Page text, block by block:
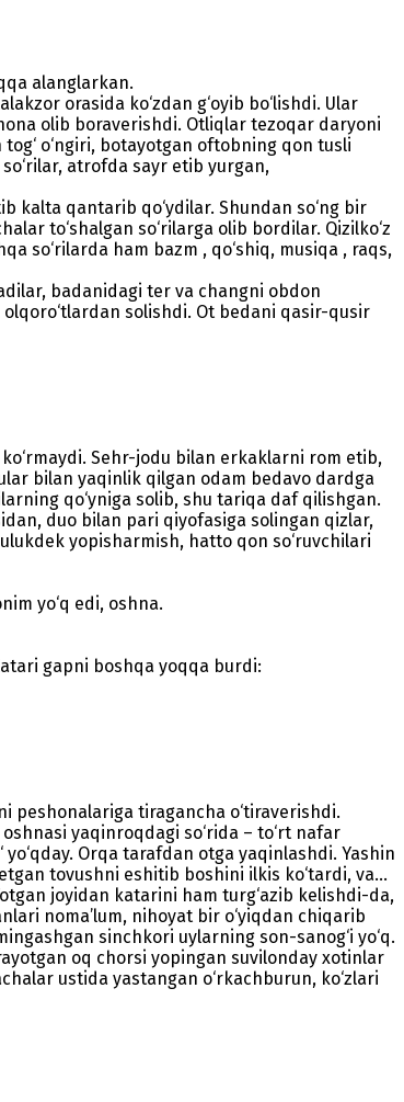
alanglarkan.
orasida ko‘zdan g‘oyib bo‘lishdi. Ular
olib boraverishdi. Otliqlar tezoqar daryoni
o‘ngiri, botayotgan oftobning qon tusli
atrofda sayr etib yurgan,
kalta qantarib qo‘y­dilar. Shundan so‘ng bir
to‘shalgan so‘rilarga olib bordilar. Qizilko‘z
so‘rilarda ham bazm , qo‘shiq, musiqa , raqs,
badanidagi ter va changni obdon
solishdi. Ot bedani qasir-qusir
Sehr-jodu bilan erkaklarni rom etib,
bilan yaqinlik qilgan odam bedavo dardga
qo‘yniga solib, shu tariqa daf qilishgan.
duo bilan pari qiyofasiga solingan qizlar,
yopisharmish, hatto qon so‘ruvchilari
yo‘q edi, oshna.
gapni boshqa yoqqa burdi:
peshonalariga tiragancha o‘tiraverishdi.
yaqinroqdagi so‘rida – to‘rt nafar
Orqa tarafdan otga yaqinlashdi. Yashin
tovushni eshitib boshini ilkis ko‘tardi, va…
joyidan katarini ham turg‘azib kelishdi-da,
noma’lum, nihoyat bir o‘yiqdan chiqarib
sinchkori uylarning son-sanog‘i yo‘q.
oq chorsi yopingan suvilonday xotinlar
ustida yastangan o‘rkachburun, ko‘zlari